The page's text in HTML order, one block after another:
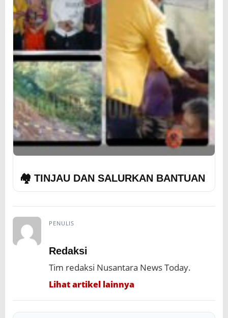
🏘️ TINJAU DAN SALURKAN BANTUAN
PENULIS
Redaksi
Tim redaksi Nusantara News Today.
Lihat artikel lainnya